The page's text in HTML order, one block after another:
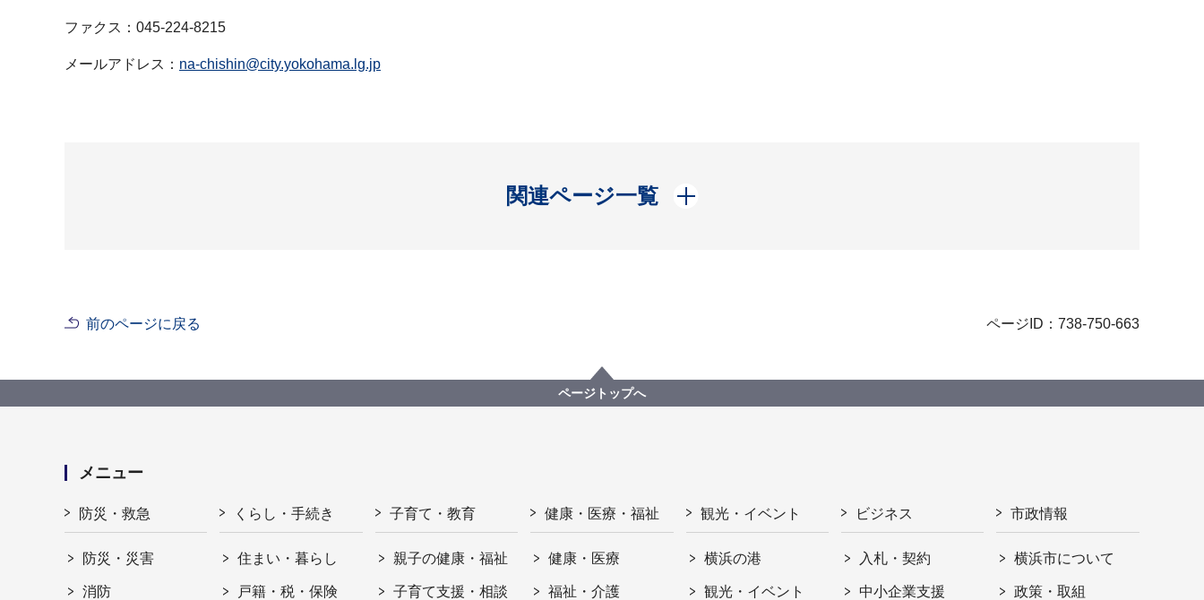
ファクス：045-224-8215
メールアドレス： na-chishin@city.yokohama.lg.jp
関連ページ一覧
開く
前のページに戻る ページID：738-750-663
ページトップへ
メニュー
防災・救急
防災・災害
消防
くらし・手続き
住まい・暮らし
戸籍・税・保険
子育て・教育
親子の健康・福祉
子育て支援・相談
健康・医療・福祉
健康・医療
福祉・介護
観光・イベント
横浜の港
観光・イベント
ビジネス
入札・契約
中小企業支援
市政情報
横浜市について
政策・取組